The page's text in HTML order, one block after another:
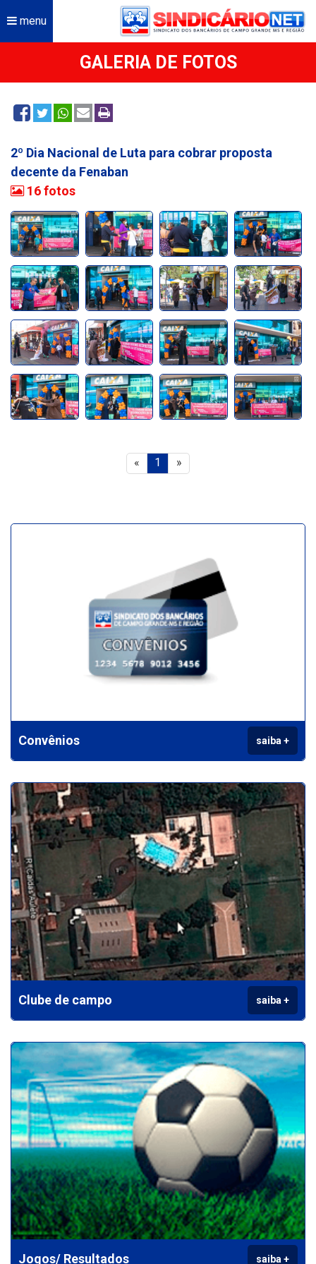
menu
GALERIA DE FOTOS
2º Dia Nacional de Luta para cobrar proposta
decente da Fenaban
16 fotos
« 1 »
Convênios saiba +
Clube de campo saiba +
Jogos/ Resultados saiba +